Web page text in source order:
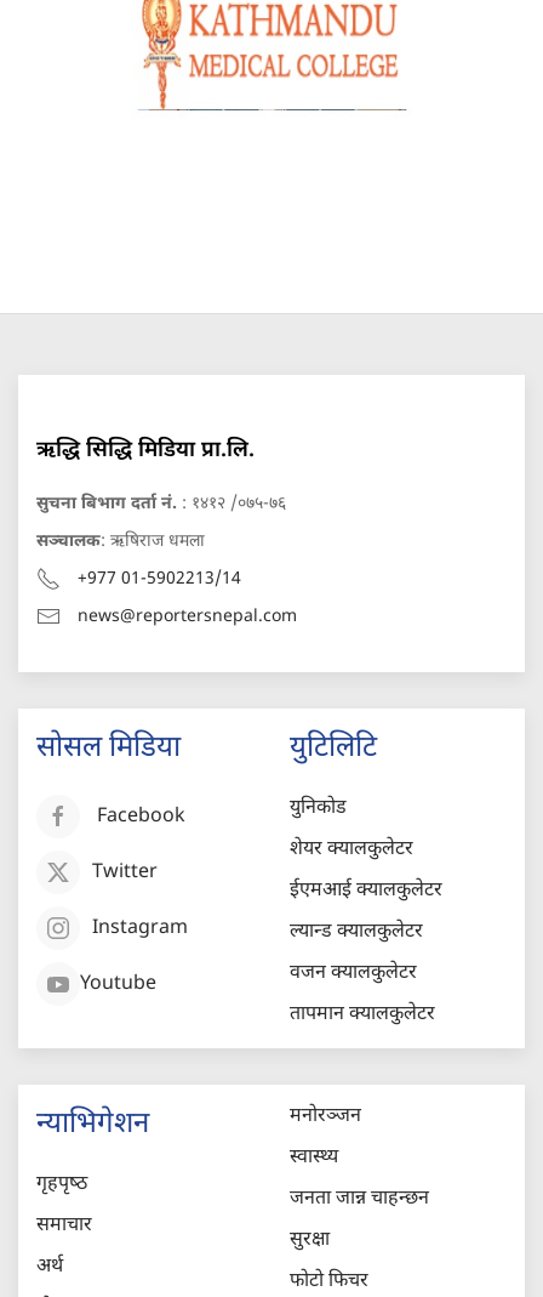
ऋद्धि सिद्धि मिडिया प्रा.लि.
सुचना बिभाग दर्ता नं. : १४१२ /०७५-७६
सञ्चालक: ऋषिराज धमला
+977 01-5902213/14
news@reportersnepal.com
सोसल मिडिया
Facebook
Twitter
Instagram
Youtube
युटिलिटि
युनिकोड
शेयर क्यालकुलेटर
ईएमआई क्यालकुलेटर
ल्यान्ड क्यालकुलेटर
वजन क्यालकुलेटर
तापमान क्यालकुलेटर
न्याभिगेशन
गृहपृष्‍ठ
समाचार
अर्थ
मनोरञ्जन
स्वास्थ्य
जनता जान्न चाहन्छन
सुरक्षा
फोटो फिचर